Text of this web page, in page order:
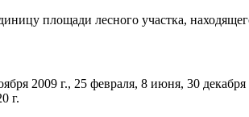
площади лесного участка,
2009 г., 25 февраля, 8 июня, 30
г.